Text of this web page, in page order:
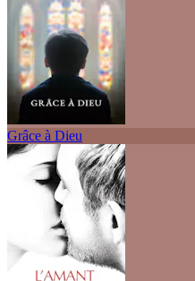
Grâce à Dieu